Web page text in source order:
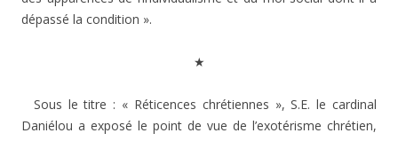
dépassé la condition ».
★
Sous le titre : « Réticences chrétiennes », S.E. le cardinal
Daniélou a exposé le point de vue de l’exotérisme chrétien,